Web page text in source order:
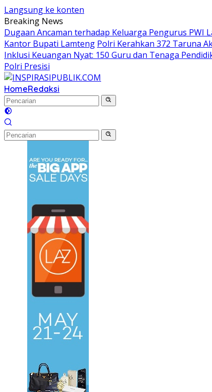
Langsung ke konten
Breaking News
Dugaan Ancaman terhadap Keluarga Pengurus PWI
Kantor Bupati Lamteng Polri Kerahkan 372 Taruna
Inklusi Keuangan Nyat: 150 Guru dan Tenaga
Polri Presisi
HomeRedaksi